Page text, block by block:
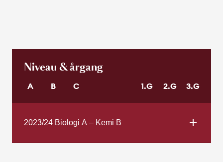
Niveau & årgang
A B C 1.G 2.G 3.G
2023/24 Biologi A – Kemi B